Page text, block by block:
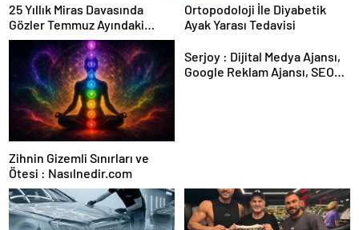
25 Yıllık Miras Davasında
Gözler Temmuz Ayındaki
Karar Duruşmasına Çevrildi
Ortopodoloji İle Diyabetik
Ayak Yarası Tedavisi
Zihnin Gizemli Sınırları ve
Ötesi : Nasılnedir.com
Serjoy : Dijital Medya Ajansı,
Google Reklam Ajansı, SEO